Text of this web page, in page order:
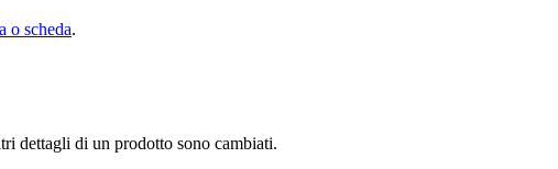
o scheda.
dettagli di un prodotto sono cambiati.